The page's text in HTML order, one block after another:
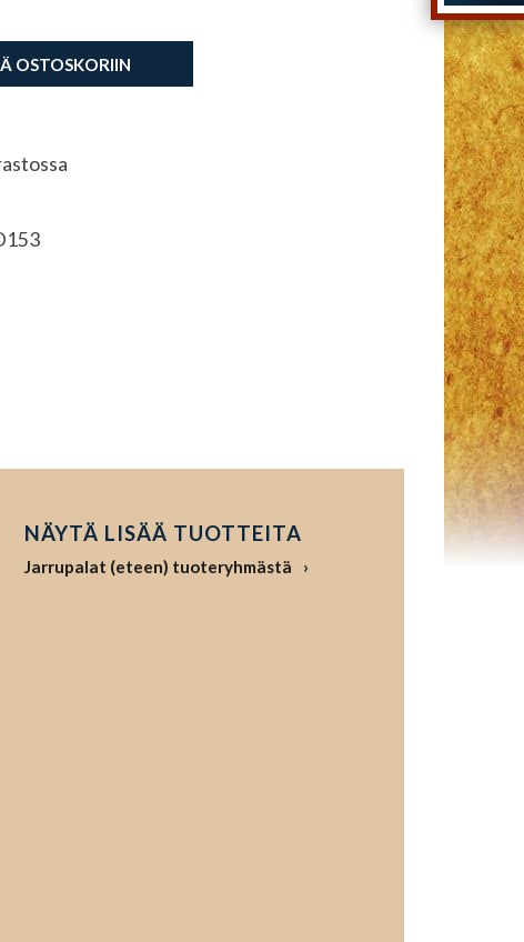
OSTOSKORIIN
NÄYTÄ LISÄÄ TUOTTEITA
Jarrupalat (eteen) tuoteryhmästä